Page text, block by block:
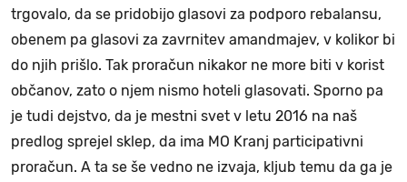
trgovalo, da se pridobijo glasovi za podporo rebalansu,
obenem pa glasovi za zavrnitev amandmajev, v kolikor bi
do njih prišlo. Tak proračun nikakor ne more biti v korist
občanov, zato o njem nismo hoteli glasovati. Sporno pa
je tudi dejstvo, da je mestni svet v letu 2016 na naš
predlog sprejel sklep, da ima MO Kranj participativni
proračun. A ta se še vedno ne izvaja, kljub temu da ga je